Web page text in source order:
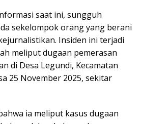
saat ini, sungguh
sekelompok orang yang berani
Insiden ini terjadi
meliput dugaan pemerasan
di Desa Legundi, Kecamatan
25 November 2025, sekitar
ia meliput kasus dugaan